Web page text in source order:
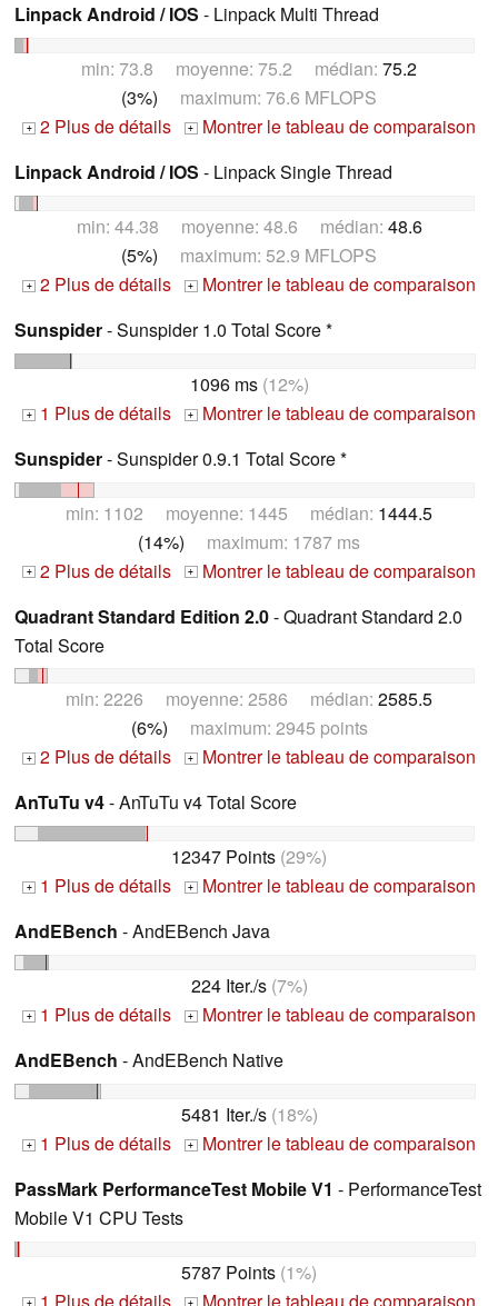
Linpack Android / IOS - Linpack Multi Thread
min: 73.8 moyenne: 75.2 médian: 75.2
(3%) maximum: 76.6 MFLOPS
+ 2 Plus de détails + Montrer le tableau de comparaison
Linpack Android / IOS - Linpack Single Thread
min: 44.38 moyenne: 48.6 médian: 48.6
(5%) maximum: 52.9 MFLOPS
+ 2 Plus de détails + Montrer le tableau de comparaison
Sunspider- Sunspider 1.0 Total Score *
1096 ms(12%)
+ 1 Plus de détails + Montrer le tableau de comparaison
Sunspider- Sunspider 0.9.1 Total Score *
min: 1102 moyenne: 1445 médian: 1444.5
(14%) maximum: 1787 ms
+ 2 Plus de détails + Montrer le tableau de comparaison
Quadrant Standard Edition 2.0- Quadrant Standard 2.0
Total Score
min: 2226 moyenne: 2586 médian: 2585.5
(6%) maximum: 2945 points
+ 2 Plus de détails + Montrer le tableau de comparaison
AnTuTu v4- AnTuTu v4 Total Score
12347 Points (29%)
+ 1 Plus de détails + Montrer le tableau de comparaison
AndEBench - AndEBench Java
224 Iter./s(7%)
+ 1 Plus de détails + Montrer le tableau de comparaison
AndEBench - AndEBench Native
5481 Iter./s(18%)
+ 1 Plus de détails + Montrer le tableau de comparaison
PassMark PerformanceTest Mobile V1 - PerformanceTest
Mobile V1 CPU Tests
5787 Points (1%)
+ 1 Plus de détails + Montrer le tableau de comparaison